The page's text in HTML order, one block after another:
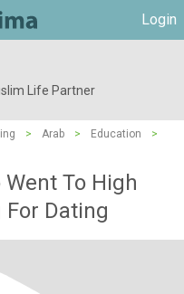
Login
Life Partner
> Arab > Education
>
To High
For Dating